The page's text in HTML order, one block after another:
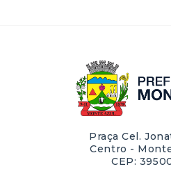
Praça Cel.
Centro -
CEP: